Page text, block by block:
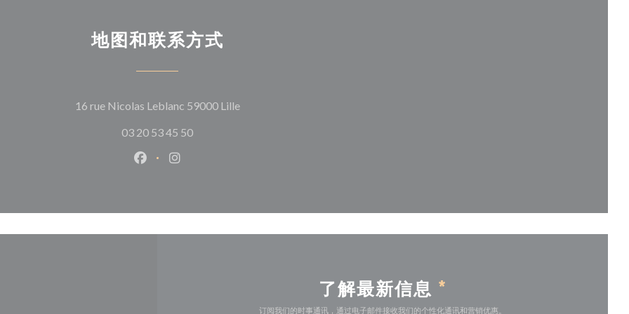
地图和联系方式
16 rue Nicolas Leblanc 59000 Lille((在新窗口中打开))
03 20 53 45 50
Facebook ((在新窗口中打开))
Instagram ((在新窗口中打开))
了解最新信息 *
订阅我们的时事通讯，通过电子邮件接收我们的个性化通讯和营销优惠。